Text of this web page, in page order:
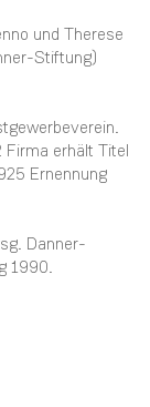
und Therese
Stiftung)
Firma erhält Titel
Ernennung
Danner-
1990.